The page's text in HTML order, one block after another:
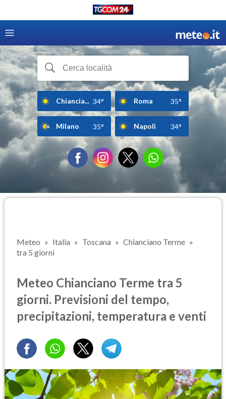
Chiancia... 34° Roma 35°
Milano 35° Napoli 34°
Meteo Italia Toscana
Chianciano Terme
tra 5 giorni
Meteo Chianciano Terme tra 5
giorni. Previsioni del tempo,
precipitazioni, temperatura e venti